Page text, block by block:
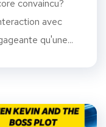
convaincu?
avec
qu'une...